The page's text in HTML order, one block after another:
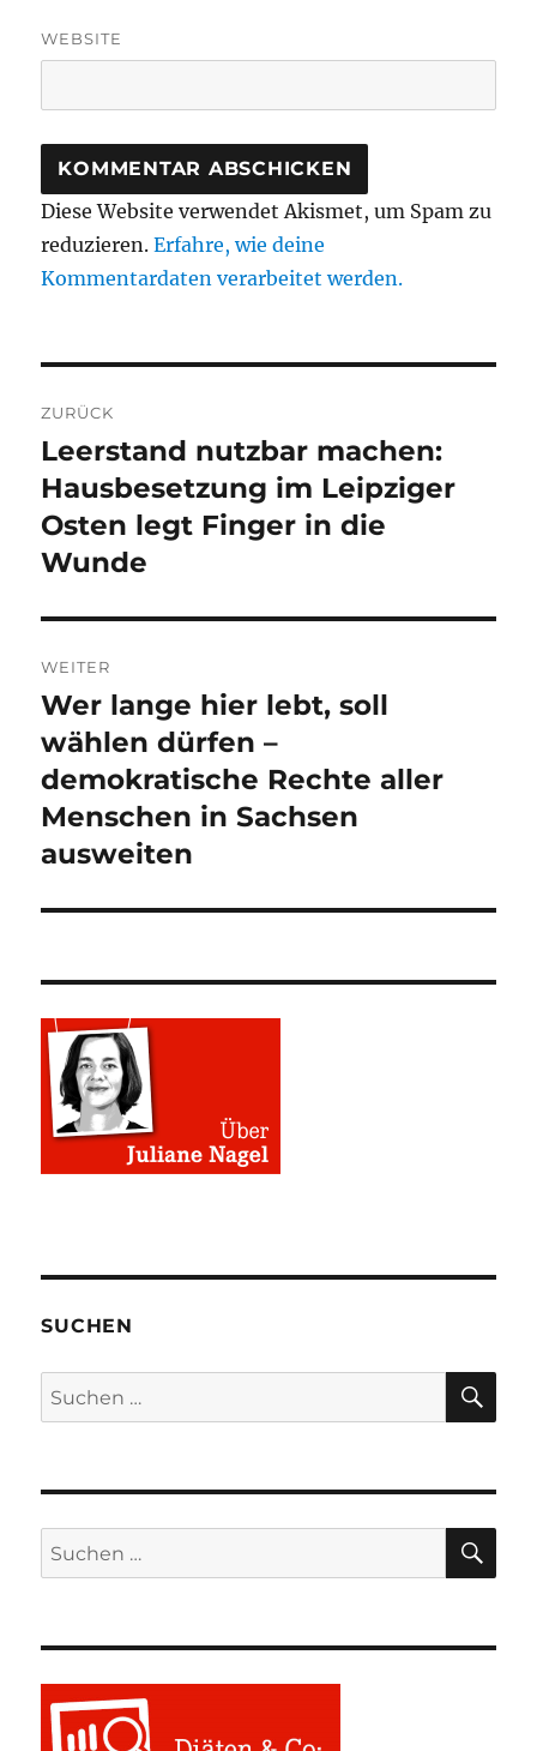
WEBSITE
Diese Website verwendet Akismet, um Spam zu
reduzieren.Erfahre, wie deine
Kommentardaten verarbeitet werden.
ZURÜCK
Vorheriger
Beitrag:
Leerstand nutzbar machen:
Hausbesetzung im Leipziger
Osten legt Finger in die
Wunde
WEITER
Nächster
Beitrag:
Wer lange hier lebt, soll
wählen dürfen –
demokratische Rechte aller
Menschen in Sachsen
ausweiten
SUCHEN
Suchen
nach:
Suchen
nach: